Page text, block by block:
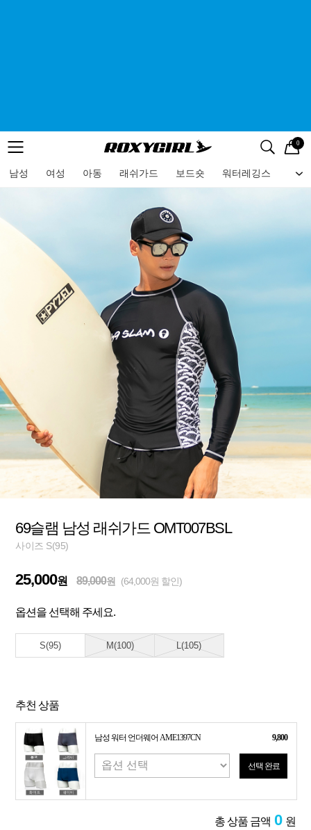
메뉴 검색
로고 0
남성 여성 아동 래쉬가드 보드숏 워터레깅스 비
메뉴
69슬램 남성 래쉬가드 OMT007BSL
사이즈 S(95)
25,000원 89,000원 (64,000원 할인)
옵션을 선택해 주세요.
S(95) M(100) L(105)
추천 상품
남성 워터 언더웨어 AME1397CN 9,800
선택 완료
총 상품 금액 0 원